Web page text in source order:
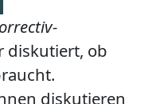
diskutiert, ob
diskutieren